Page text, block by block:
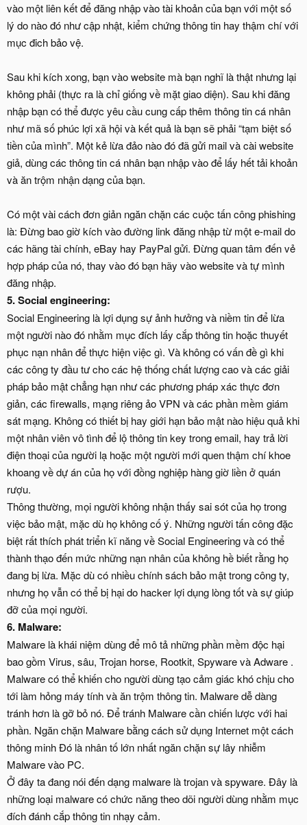
vào một liên kết để đăng nhập vào tài khoản của bạn với một số
lý do nào đó như cập nhật, kiểm chứng thông tin hay thậm chí với
mục đich bảo vệ.
Sau khi kích xong, bạn vào website mà bạn nghĩ là thật nhưng lại
không phải (thực ra là chỉ giống về mặt giao diện). Sau khi đăng
nhập bạn có thể được yêu cầu cung cấp thêm thông tin cá nhân
như mã số phúc lợi xã hội và kết quả là bạn sẽ phải “tạm biệt số
tiền của mình”. Một kẻ lừa đảo nào đó đã gửi mail và cài website
giả, dùng các thông tin cá nhân bạn nhập vào để lấy hết tải khoản
và ăn trộm nhận dạng của bạn.
Có một vài cách đơn giản ngăn chặn các cuộc tấn công phishing
là: Đừng bao giờ kích vào đường link đăng nhập từ một e-mail do
các hãng tài chính, eBay hay PayPal gửi. Đừng quan tâm đến vẻ
hợp pháp của nó, thay vào đó bạn hãy vào website và tự mình
đăng nhập.
5. Social engineering:
Social Engineering là lợi dụng sự ảnh hưởng và niềm tin để lừa
một người nào đó nhằm mục đích lấy cắp thông tin hoặc thuyết
phục nạn nhân để thực hiện việc gì. Và không có vấn đề gì khi
các công ty đầu tư cho các hệ thống chất lượng cao và các giải
pháp bảo mật chẳng hạn như các phương pháp xác thực đơn
giản, các firewalls, mạng riêng ảo VPN và các phần mềm giám
sát mạng. Không có thiết bị hay giới hạn bảo mật nào hiệu quả khi
một nhân viên vô tình để lộ thông tin key trong email, hay trả lời
điện thoại của người lạ hoặc một người mới quen thậm chí khoe
khoang về dự án của họ với đồng nghiệp hàng giờ liền ở quán
rượu.
Thông thường, mọi người không nhận thấy sai sót của họ trong
việc bảo mật, mặc dù họ không cố ý. Những người tấn công đặc
biệt rất thích phát triển kĩ năng về Social Engineering và có thể
thành thạo đến mức những nạn nhân của không hề biết rằng họ
đang bị lừa. Mặc dù có nhiều chính sách bảo mật trong công ty,
nhưng họ vẫn có thể bị hại do hacker lợi dụng lòng tốt và sự giúp
đỡ của mọi người.
6. Malware:
Malware là khái niệm dùng để mô tả những phần mềm độc hại
bao gồm Virus, sâu, Trojan horse, Rootkit, Spyware và Adware .
Malware có thể khiến cho người dùng tạo cảm giác khó chịu cho
tới làm hỏng máy tính và ăn trộm thông tin. Malware dễ dàng
tránh hơn là gỡ bỏ nó. Để tránh Malware cần chiến lược với hai
phần. Ngăn chặn Malware bằng cách sử dụng Internet một cách
thông minh Đó là nhân tố lớn nhất ngăn chặn sự lây nhiễm
Malware vào PC.
Ở đây ta đang nói đến dạng malware là trojan và spyware. Đây là
những loại malware có chức năng theo dõi người dùng nhằm mục
đích đánh cắp thông tin nhạy cảm.